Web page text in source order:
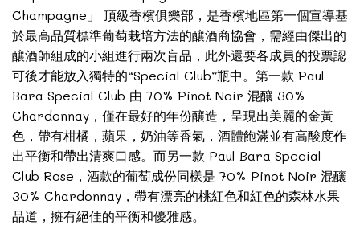
Champagne」 頂級香檳俱樂部，是香檳地區第一個宣導基
於最高品質標準葡萄栽培方法的釀酒商協會，需經由傑出的
釀酒師組成的小組進行兩次盲品，此外還要各成員的投票認
可後才能放入獨特的“Special Club”瓶中。第一款 Paul
Bara Special Club 由 70% Pinot Noir 混釀 30%
Chardonnay，僅在最好的年份釀造，呈現出美麗的金黃
色，帶有柑橘，蘋果，奶油等香氣，酒體飽滿並有高酸度作
出平衡和帶出清爽口感。而另一款 Paul Bara Special
Club Rose，酒款的葡萄成份同樣是 70% Pinot Noir 混釀
30% Chardonnay，帶有漂亮的桃紅色和紅色的森林水果
品道，擁有絕佳的平衡和優雅感。